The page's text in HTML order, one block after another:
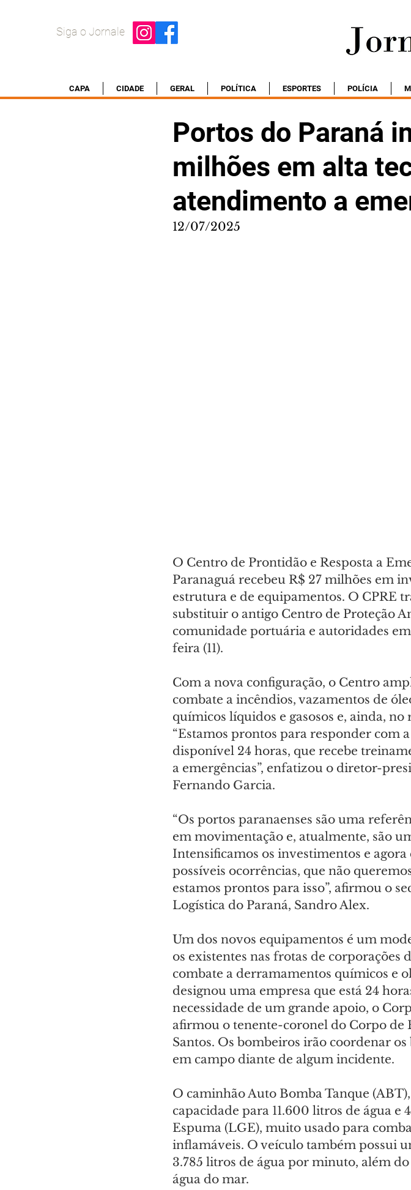
Siga o Jornale
CAPA CIDADE GERAL POLÍTICA ESPORTES POLÍCIA
Portos do Paraná
milhões em alta
atendimento a
12/07/2025
O Centro de Prontidão e Resposta a
Paranaguá recebeu R$ 27 milhões em
estrutura e de equipamentos. O CPRE
substituir o antigo Centro de Proteção
comunidade portuária e autoridades
feira (11).
Com a nova configuração, o Centro
combate a incêndios, vazamentos de
químicos líquidos e gasosos e, ainda,
“Estamos prontos para responder com
disponível 24 horas, que recebe
a emergências”, enfatizou o diretor-
Fernando Garcia.
“Os portos paranaenses são uma
em movimentação e, atualmente, são
Intensificamos os investimentos e
possíveis ocorrências, que não
estamos prontos para isso”, afirmou o
Logística do Paraná, Sandro Alex.
Um dos novos equipamentos é um
os existentes nas frotas de
combate a derramamentos químicos e
designou uma empresa que está 24
necessidade de um grande apoio, o
afirmou o tenente-coronel do Corpo de
Santos. Os bombeiros irão coordenar
em campo diante de algum incidente.
O caminhão Auto Bomba Tanque
capacidade para 11.600 litros de água
Espuma (LGE), muito usado para
inflamáveis. O veículo também possui
3.785 litros de água por minuto, além
água do mar.